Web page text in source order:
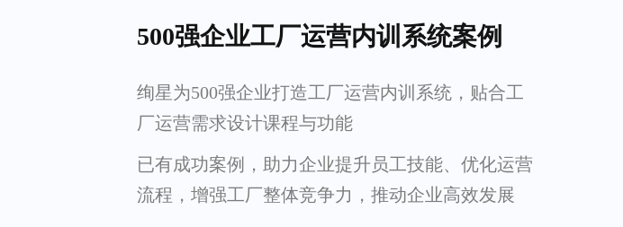
500强企业工厂运营内训系统案例
绚星为500强企业打造工厂运营内训系统，贴合工
厂运营需求设计课程与功能
已有成功案例，助力企业提升员工技能、优化运营
流程，增强工厂整体竞争力，推动企业高效发展